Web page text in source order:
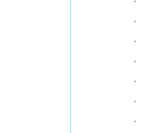
·
·
·
·
·
·